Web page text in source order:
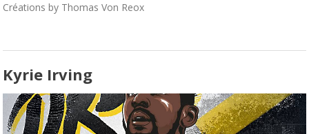
Créations by Thomas Von Reox
Kyrie Irving